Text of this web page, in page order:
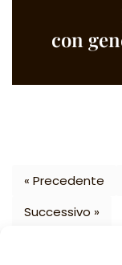
con
« Precedente
Successivo »